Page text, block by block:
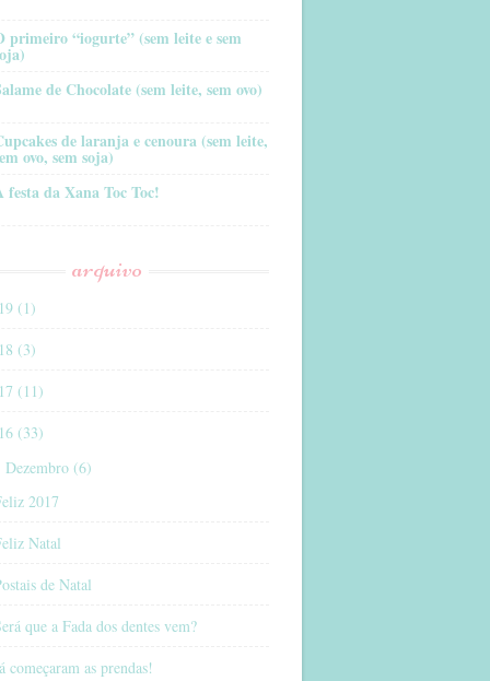
primeiro “iogurte” (sem leite e sem
de Chocolate (sem leite, sem ovo)
de laranja e cenoura (sem leite,
ovo, sem soja)
festa da Xana Toc Toc!
arquivo
(1)
(3)
(11)
(33)
Dezembro (6)
2017
Natal
de Natal
que a Fada dos dentes vem?
começaram as prendas!